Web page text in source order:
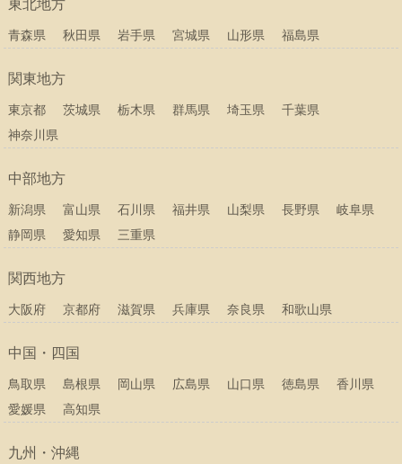
東北地方
青森県 秋田県 岩手県 宮城県 山形県 福島県
関東地方
東京都 茨城県 栃木県 群馬県 埼玉県
千葉県
神奈川県
中部地方
新潟県 富山県 石川県 福井県 山梨県 長野県
岐阜県
静岡県
愛知県 三重県
関西地方
大阪府 京都府 滋賀県 兵庫県 奈良県 和歌山県
中国・四国
鳥取県 島根県 岡山県 広島県 山口県 徳島県
香川県
愛媛県
高知県
九州・沖縄